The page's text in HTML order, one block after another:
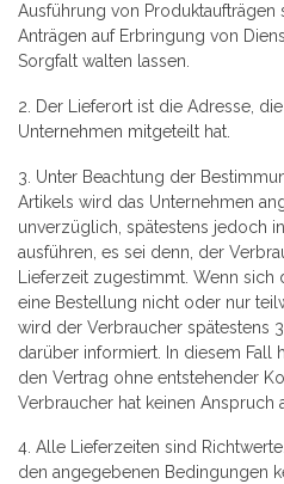
Ausführung von
Anträgen auf Erbringung von
Sorgfalt walten lassen.
2.
Der Lieferort ist die Adresse,
Unternehmen mitgeteilt hat.
3. Unter Beachtung der
Artikels wird das Unternehmen
unverzüglich, spätestens jedoch
ausführen, es sei denn, der
Lieferzeit zugestimmt. Wenn
eine Bestellung nicht oder nur
wird der Verbraucher spätestens
darüber informiert. In diesem Fall
den Vertrag ohne entstehender
Verbraucher hat keinen Anspruch
4. Alle Lieferzeiten sind
den angegebenen Bedingungen